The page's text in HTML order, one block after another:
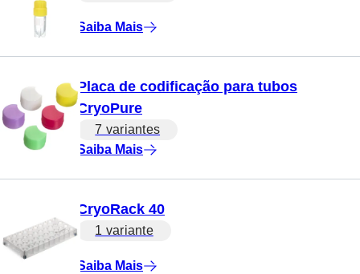
Saiba Mais
Placa de codificação para tubos
CryoPure
7 variantes
Saiba Mais
CryoRack 40
1 variante
Saiba Mais